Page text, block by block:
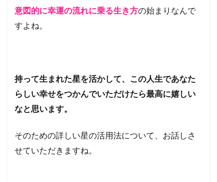
意図的に幸運の流れに乗る生き方の始まりなんで
すよね。
持って生まれた星を活かして、この人生であなた
らしい幸せをつかんでいただけたら最高に嬉しい
なと思います。
そのための詳しい星の活用法について、お話しさ
せていただきますね。